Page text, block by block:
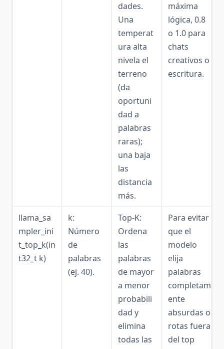
dades.
Una
temperat
ura alta
nivela el
terreno
(da
oportuni
dad a
palabras
raras);
una baja
las
distancia
más.
máxima
lógica, 0.8
o 1.0 para
chats
creativos o
escritura.
llama_sa
mpler_ini
t_top_k(in
t32_t k)
k:
Número
de
palabras
(ej. 40).
Top-K:
Ordena
las
palabras
de mayor
a menor
probabili
dad y
elimina
todas las
Para evitar
que el
modelo
elija
palabras
completam
ente
absurdas o
rotas fuera
del top